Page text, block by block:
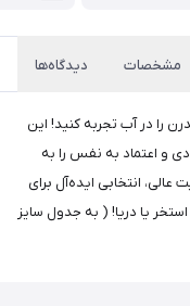
مشخصات دیدگاه‌ها
را در آب تجربه کنید! این
و اعتماد به نفس را به
انتخابی ایده‌آل برای
یا دریا! ( به جدول سایز